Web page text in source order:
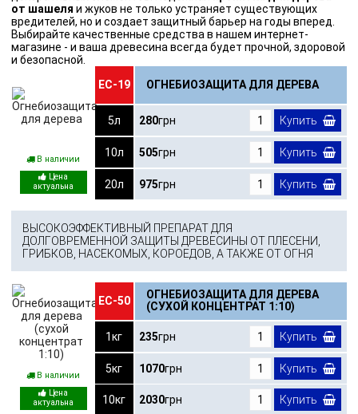
от шашеля и жуков не только устраняет существующих
вредителей, но и создает защитный барьер на годы вперед.
Выбирайте качественные средства в нашем интернет-
магазине - и ваша древесина всегда будет прочной, здоровой
и безопасной.
В наличии
ЕС-19 ОГНЕБИОЗАЩИТА ДЛЯ ДЕРЕВА
5л 280грн Купить
10л 505грн Купить
20л 975грн Купить
ВЫСОКОЭФФЕКТИВНЫЙ ПРЕПАРАТ ДЛЯ
ДОЛГОВРЕМЕННОЙ ЗАЩИТЫ ДРЕВЕСИНЫ ОТ ПЛЕСЕНИ,
ГРИБКОВ, НАСЕКОМЫХ, КОРОЕДОВ, А ТАКЖЕ ОТ ОГНЯ
В наличии
ЕС-50
ОГНЕБИОЗАЩИТА ДЛЯ ДЕРЕВА
(СУХОЙ КОНЦЕНТРАТ 1:10)
1кг 235грн Купить
5кг 1070грн Купить
10кг 2030грн Купить